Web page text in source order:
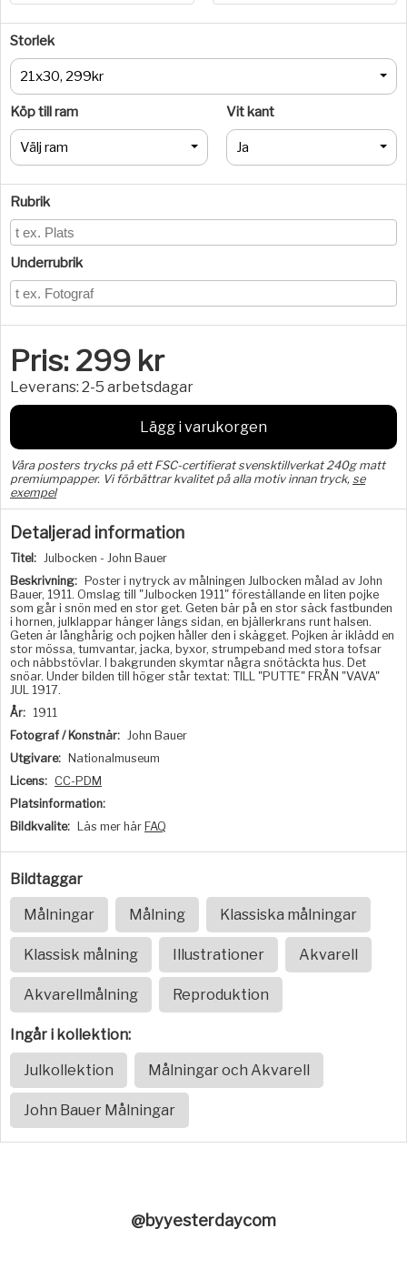
Storlek
21x30, 299kr
Köp till ram
Välj ram
Vit kant
Ja
Rubrik
Underrubrik
Pris: 299 kr
Leverans: 2-5 arbetsdagar
Lägg i varukorgen
Våra posters trycks på ett FSC-certifierat svensktillverkat 240g matt
premiumpapper. Vi förbättrar kvalitet på alla motiv innan tryck, se
exempel
Detaljerad information
Titel: Julbocken - John Bauer
Beskrivning:
Poster i nytryck av målningen Julbocken målad av John
Bauer, 1911. Omslag till "Julbocken 1911" föreställande en liten pojke
som går i snön med en stor get. Geten bär på en stor säck fastbunden
i hornen, julklappar hänger längs sidan, en bjällerkrans runt halsen.
Geten är långhårig och pojken håller den i skägget. Pojken är iklädd en
stor mössa, tumvantar, jacka, byxor, strumpeband med stora tofsar
och näbbstövlar. I bakgrunden skymtar några snötäckta hus. Det
snöar. Under bilden till höger står textat: TILL "PUTTE" FRÅN "VAVA"
JUL 1917.
År: 1911
Fotograf / Konstnär: John Bauer
Utgivare:
Nationalmuseum
Licens: CC-PDM
Platsinformation:
Bildkvalite:
Läs mer här FAQ
Bildtaggar
Målningar Målning Klassiska målningar
Klassisk målning Illustrationer Akvarell
Akvarellmålning Reproduktion
Ingår i kollektion:
Julkollektion Målningar och Akvarell
John Bauer Målningar
@byyesterdaycom